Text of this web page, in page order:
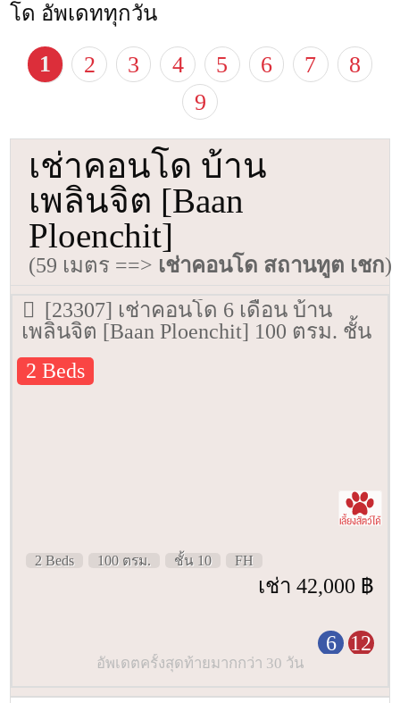
โด อัพเดททุกวัน
1 2 3 4 5 6 7
8
9
เช่าคอนโด บ้าน
เพลินจิต [Baan
Ploenchit]
(59 เมตร ==> เช่าคอนโด สถานทูต เชก)
[23307] เช่าคอนโด 6 เดือน บ้าน
เพลินจิต [Baan Ploenchit] 100 ตรม. ชั้น
10
2 Beds
2 Beds 100 ตรม. ชั้น 10 FH
เช่า 42,000 ฿
6 12
อัพเดตครั้งสุดท้ายมากกว่า 30 วัน